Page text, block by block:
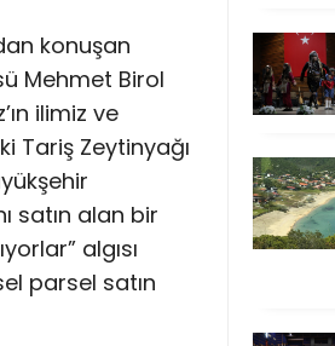
konuşan
Mehmet Birol
ilimiz ve
Tariş Zeytinyağı
satın alan bir
algısı
parsel satın